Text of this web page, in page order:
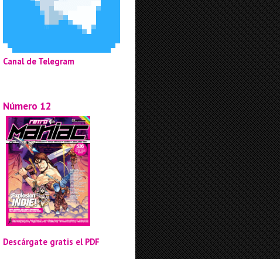
Canal de Telegram
Número 12
Descárgate gratis el PDF